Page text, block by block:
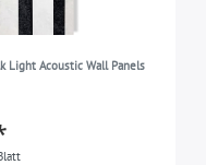
Light Acoustic Wall Panels